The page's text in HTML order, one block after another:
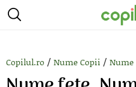
Copilul.ro / Nume Copii / Nume